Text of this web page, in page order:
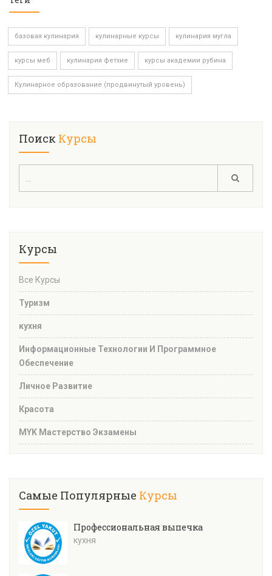
базовая кулинария кулинарные курсы кулинария мугла
курсы меб кулинария фетхие курсы академии рубина
Кулинарное образование (продвинутый уровень)
Поиск Курсы
Курсы
Все Курсы
Туризм
кухня
Информационные Технологии И Программное
Обеспечение
Личное Развитие
Красота
MYK Мастерство Экзамены
Самые Популярные Курсы
Профессиональная выпечка
кухня